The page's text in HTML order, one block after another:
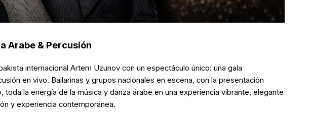
Arabe & Percusión
internacional Artem Uzunov con un espectáculo único: una gala
en vivo. Bailarinas y grupos nacionales en escena, con la presentación
la energía de la música y danza árabe en una experiencia vibrante, elegante
y experiencia contemporánea.